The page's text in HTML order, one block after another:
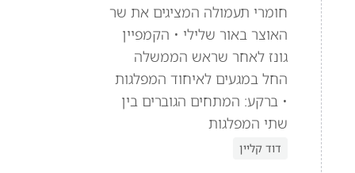
חומרי תעמולה המציגים את שר
האוצר באור שלילי • הקמפיין
גונז לאחר שראש הממשלה
החל במגעים לאיחוד המפלגות
• ברקע: המתחים הגוברים בין
שתי המפלגות
דוד קליין